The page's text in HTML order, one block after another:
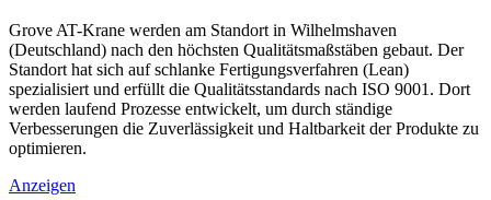
Grove AT-Krane werden am Standort in Wilhelmshaven
(Deutschland) nach den höchsten Qualitätsmaßstäben gebaut. Der
Standort hat sich auf schlanke Fertigungsverfahren (Lean)
spezialisiert und erfüllt die Qualitätsstandards nach ISO 9001. Dort
werden laufend Prozesse entwickelt, um durch ständige
Verbesserungen die Zuverlässigkeit und Haltbarkeit der Produkte zu
optimieren.
Anzeigen